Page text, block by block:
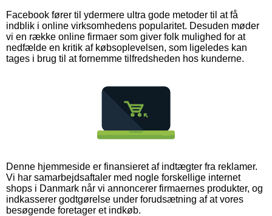
Facebook fører til ydermere ultra gode metoder til at få
indblik i online virksomhedens popularitet. Desuden møder
vi en række online firmaer som giver folk mulighed for at
nedfælde en kritik af købsoplevelsen, som ligeledes kan
tages i brug til at fornemme tilfredsheden hos kunderne.
Denne hjemmeside er finansieret af indtægter fra reklamer.
Vi har samarbejdsaftaler med nogle forskellige internet
shops i Danmark når vi annoncerer firmaernes produkter, og
indkasserer godtgørelse under forudsætning af at vores
besøgende foretager et indkøb.